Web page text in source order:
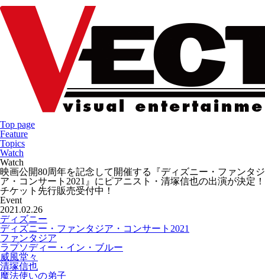
Top page
Feature
Topics
Watch
Watch
映画公開80周年を記念して開催する『ディズニー・ファンタジ
ア・コンサート2021』にピアニスト・清塚信也の出演が決定！
チケット先行販売受付中！
Event
2021.02.26
ディズニー
ディズニー・ファンタジア・コンサート2021
ファンタジア
ラプソディー・イン・ブルー
威風堂々
清塚信也
魔法使いの弟子